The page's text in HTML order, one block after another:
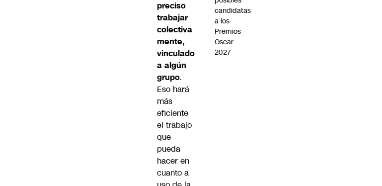
preciso
trabajar
colectiva
mente,
vinculado
a algún
grupo.
Eso hará
más
eficiente
el trabajo
que
pueda
hacer en
cuanto a
candidatas
a los
Premios
Oscar
2027